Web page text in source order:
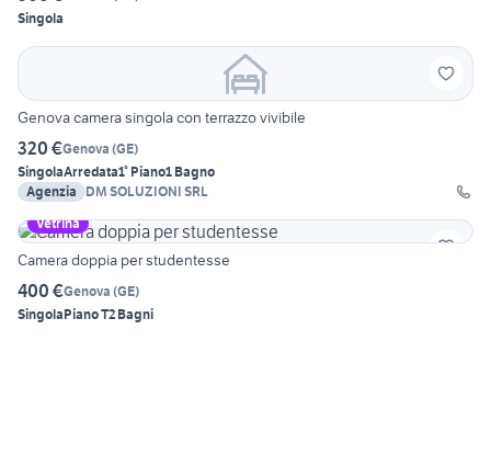
Singola
Genova camera singola con terrazzo vivibile
320 €Genova (GE)
SingolaArredata1° Piano1 Bagno
Agenzia
DM SOLUZIONI SRL
Vetrina
Camera doppia per studentesse
400 €Genova (GE)
SingolaPiano T2 Bagni